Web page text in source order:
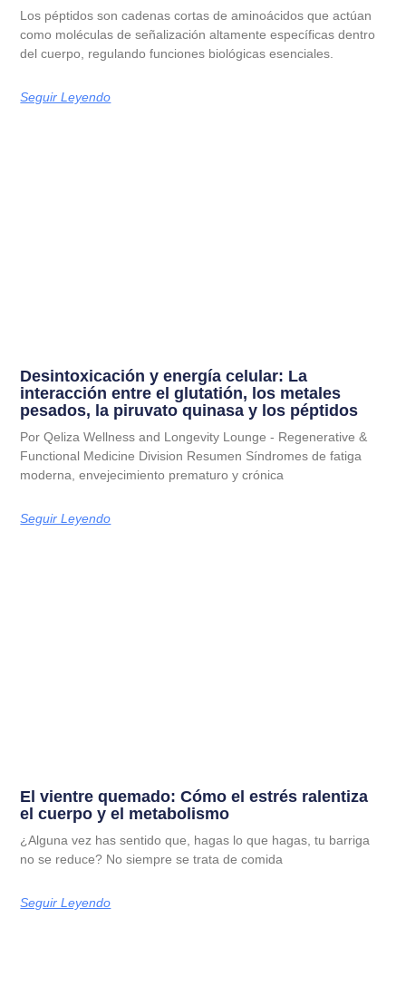
Los péptidos son cadenas cortas de aminoácidos que actúan
como moléculas de señalización altamente específicas dentro
del cuerpo, regulando funciones biológicas esenciales.
Seguir Leyendo
Desintoxicación y energía celular: La
interacción entre el glutatión, los metales
pesados, la piruvato quinasa y los péptidos
Por Qeliza Wellness and Longevity Lounge - Regenerative &
Functional Medicine Division Resumen Síndromes de fatiga
moderna, envejecimiento prematuro y crónica
Seguir Leyendo
El vientre quemado: Cómo el estrés ralentiza
el cuerpo y el metabolismo
¿Alguna vez has sentido que, hagas lo que hagas, tu barriga
no se reduce? No siempre se trata de comida
Seguir Leyendo